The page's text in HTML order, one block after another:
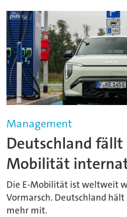
Management
Deutschland fällt
Mobilität
Die E-Mobilität ist weltweit
Vormarsch. Deutschland
mehr mit.